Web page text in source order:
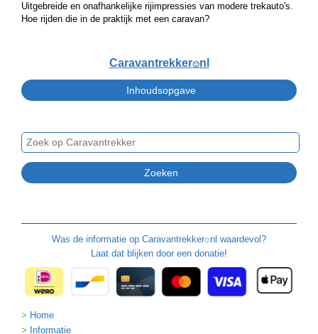
Uitgebreide en onafhankelijke rijimpressies van modere trekauto's.
Hoe rijden die in de praktijk met een caravan?
Caravantrekker🙂nl
Was de informatie op Caravantrekker🙂nl waardevol?
Laat dat blijken door een donatie!
Home
Informatie